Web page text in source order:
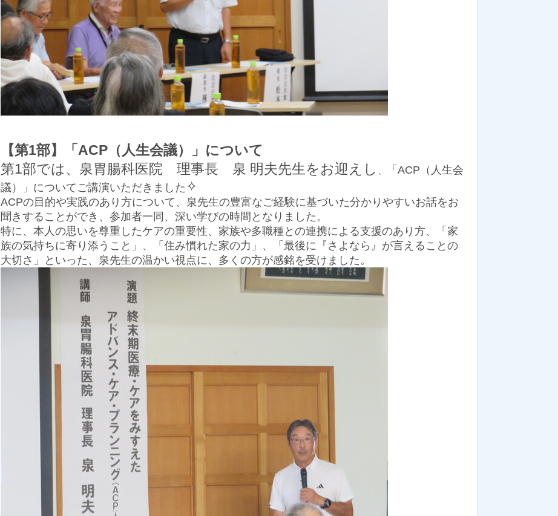
【第1部】「ACP（人生会議）」について
第1部では、泉胃腸科医院 理事長 泉 明夫先生をお迎えし
「ACP（人生会
議）」についてご講演いただきました ✧
ACPの目的や実践のあり方について、泉先生の豊富なご経験に基づいた分かりやすいお話をお
聞きすることができ、参加者一同、深い学びの時間となりました。
特に、 本人の思いを尊重したケアの重要性、 家族や多職種との連携による支援のあり方、
「家
族の気持ちに寄り添うこと」、
「住み慣れた家の力」、
「最後に『さよなら』が言えることの
大切さ」
といった、泉先生の温かい視点に、多くの方が感銘を受けました。